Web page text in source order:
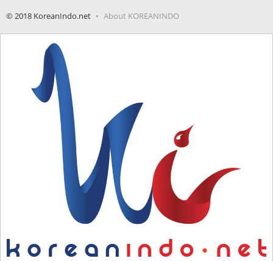
© 2018 KoreanIndo.net About KOREANINDO